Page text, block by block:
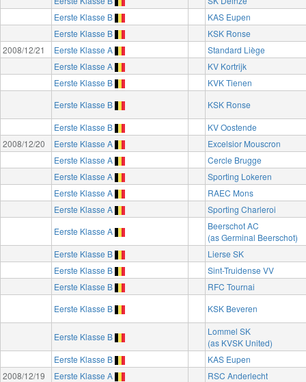
Eerste Klasse B
KAS Eupen
Eerste Klasse B
KSK Ronse
2008/12/21
Eerste Klasse A
Standard Liège
Eerste Klasse A
KV Kortrijk
Eerste Klasse B
KVK Tienen
Eerste Klasse B
KSK Ronse
Eerste Klasse B
KV Oostende
2008/12/20
Eerste Klasse A
Excelsior Mouscron
Eerste Klasse A
Cercle Brugge
Eerste Klasse A
Sporting Lokeren
Eerste Klasse A
RAEC Mons
Eerste Klasse A
Sporting Charleroi
Eerste Klasse A
Beerschot AC
(as Germinal Beerschot)
Eerste Klasse B
Lierse SK
Eerste Klasse B
Sint-Truidense VV
Eerste Klasse B
RFC Tournai
Eerste Klasse B
KSK Beveren
Eerste Klasse B
Lommel SK
(as KVSK United)
Eerste Klasse B
KAS Eupen
2008/12/19
Eerste Klasse A
RSC Anderlecht